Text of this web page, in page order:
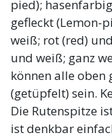
pied);
gefleckt (Lemon-
weiß; rot (red)
und weiß; ganz
können alle oben
(getüpfelt) sein.
Die Rutenspitze
ist denkbar